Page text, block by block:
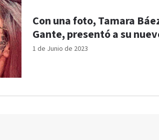
1 de Junio de 2023
Con una foto, Tamara
Gante, presentó a su